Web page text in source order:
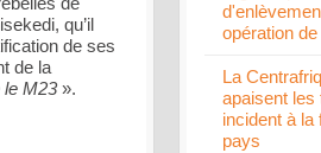
qu’il
de ses
de la
le M23».
opération
La
apaisent les
incident à la
pays